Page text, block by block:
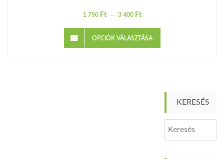
1 750 Ft – 3 400 Ft
OPCIÓK VÁLASZTÁSA
KERESÉS